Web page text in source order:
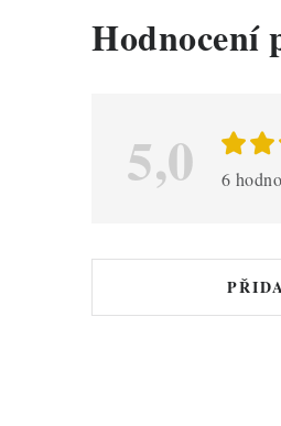
Hodnocení
5,0 6
V
o
n